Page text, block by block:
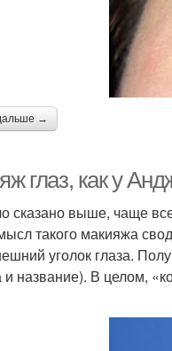
→
глаз, как у
сказано выше, чаще
такого макияжа
уголок глаза.
и название). В целом,